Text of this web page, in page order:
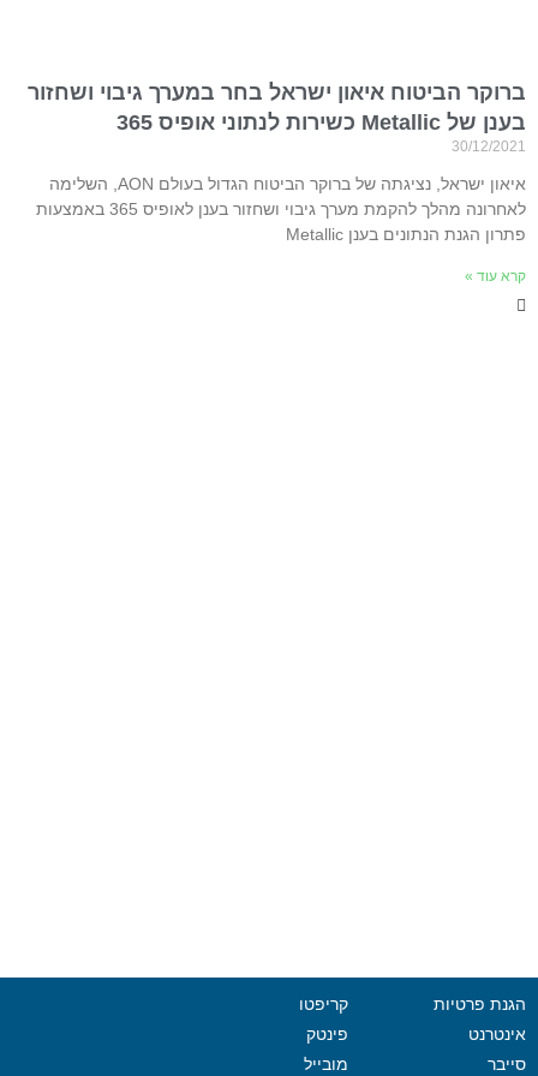
ברוקר הביטוח איאון ישראל בחר במערך גיבוי ושחזור
בענן של Metallic כשירות לנתוני אופיס 365
30/12/2021
איאון ישראל, נציגתה של ברוקר הביטוח הגדול בעולם AON, השלימה
לאחרונה מהלך להקמת מערך גיבוי ושחזור בענן לאופיס 365 באמצעות
פתרון הגנת הנתונים בענן Metallic
קרא עוד »
הגנת פרטיות
אינטרנט
סייבר
קריפטו
פינטק
מובייל